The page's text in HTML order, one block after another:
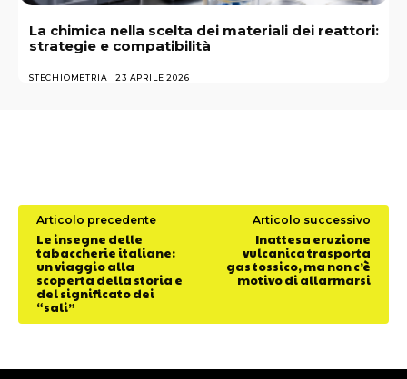
La chimica nella scelta dei materiali dei reattori:
strategie e compatibilità
STECHIOMETRIA 23 APRILE 2026
Articolo precedente
Le insegne delle
tabaccherie italiane:
un viaggio alla
scoperta della storia e
del significato dei
“sali”
Articolo successivo
Inattesa eruzione
vulcanica trasporta
gas tossico, ma non c’è
motivo di allarmarsi